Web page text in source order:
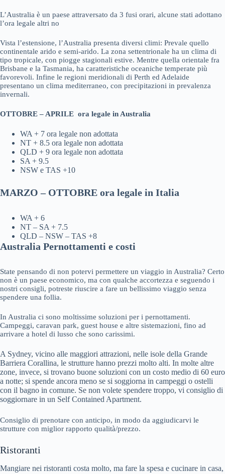
L’Australia è un paese attraversato da 3 fusi orari, alcune stati adottano
l’ora legale altri no
Vista l’estensione, l’Australia presenta diversi climi: Prevale quello
continentale arido e semi-arido. La zona settentrionale ha un clima di
tipo tropicale, con piogge stagionali estive. Mentre quella orientale fra
Brisbane e la Tasmania, ha caratteristiche oceaniche temperate più
favorevoli. Infine le regioni meridionali di Perth ed Adelaide
presentano un clima mediterraneo, con precipitazioni in prevalenza
invernali.
OTTOBRE – APRILE ora legale in Australia
WA + 7 ora legale non adottata
NT + 8.5 ora legale non adottata
QLD + 9 ora legale non adottata
SA + 9.5
NSW e TAS +10
MARZO – OTTOBRE ora legale in Italia
WA + 6
NT – SA + 7.5
QLD – NSW – TAS +8
Australia Pernottamenti e costi
State pensando di non potervi permettere un viaggio in Australia? Certo
non è un paese economico, ma con qualche accortezza e seguendo i
nostri consigli, potreste riuscire a fare un bellissimo viaggio senza
spendere una follia.
In Australia ci sono moltissime soluzioni per i pernottamenti.
Campeggi, caravan park, guest house e altre sistemazioni, fino ad
arrivare a hotel di lusso che sono carissimi.
A Sydney, vicino alle maggiori attrazioni, nelle isole della Grande
Barriera Corallina, le strutture hanno prezzi molto alti. In molte altre
zone, invece, si trovano buone soluzioni con un costo medio di 60 euro
a notte; si spende ancora meno se si soggiorna in campeggi o ostelli
con il bagno in comune. Se non volete spendere troppo, vi consiglio di
soggiornare in un Self Contained Apartment.
Consiglio di prenotare con anticipo, in modo da aggiudicarvi le
strutture con miglior rapporto qualità/prezzo.
Ristoranti
Mangiare nei ristoranti costa molto, ma fare la spesa e cucinare in casa,